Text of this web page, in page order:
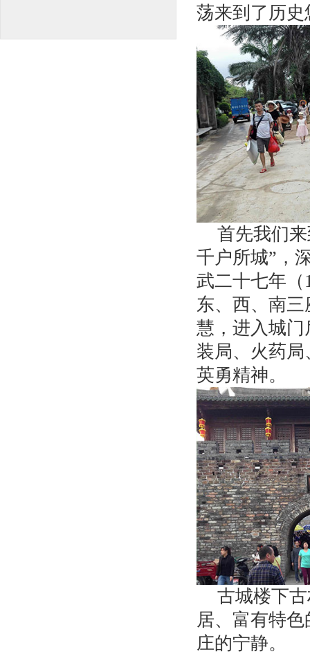
荡来到了历
首先我们
千户所城”，
武二十七年（
东、西、南
慧，进入城
装局、火药
英勇精神。
古城楼下
居、富有特
庄的宁静。